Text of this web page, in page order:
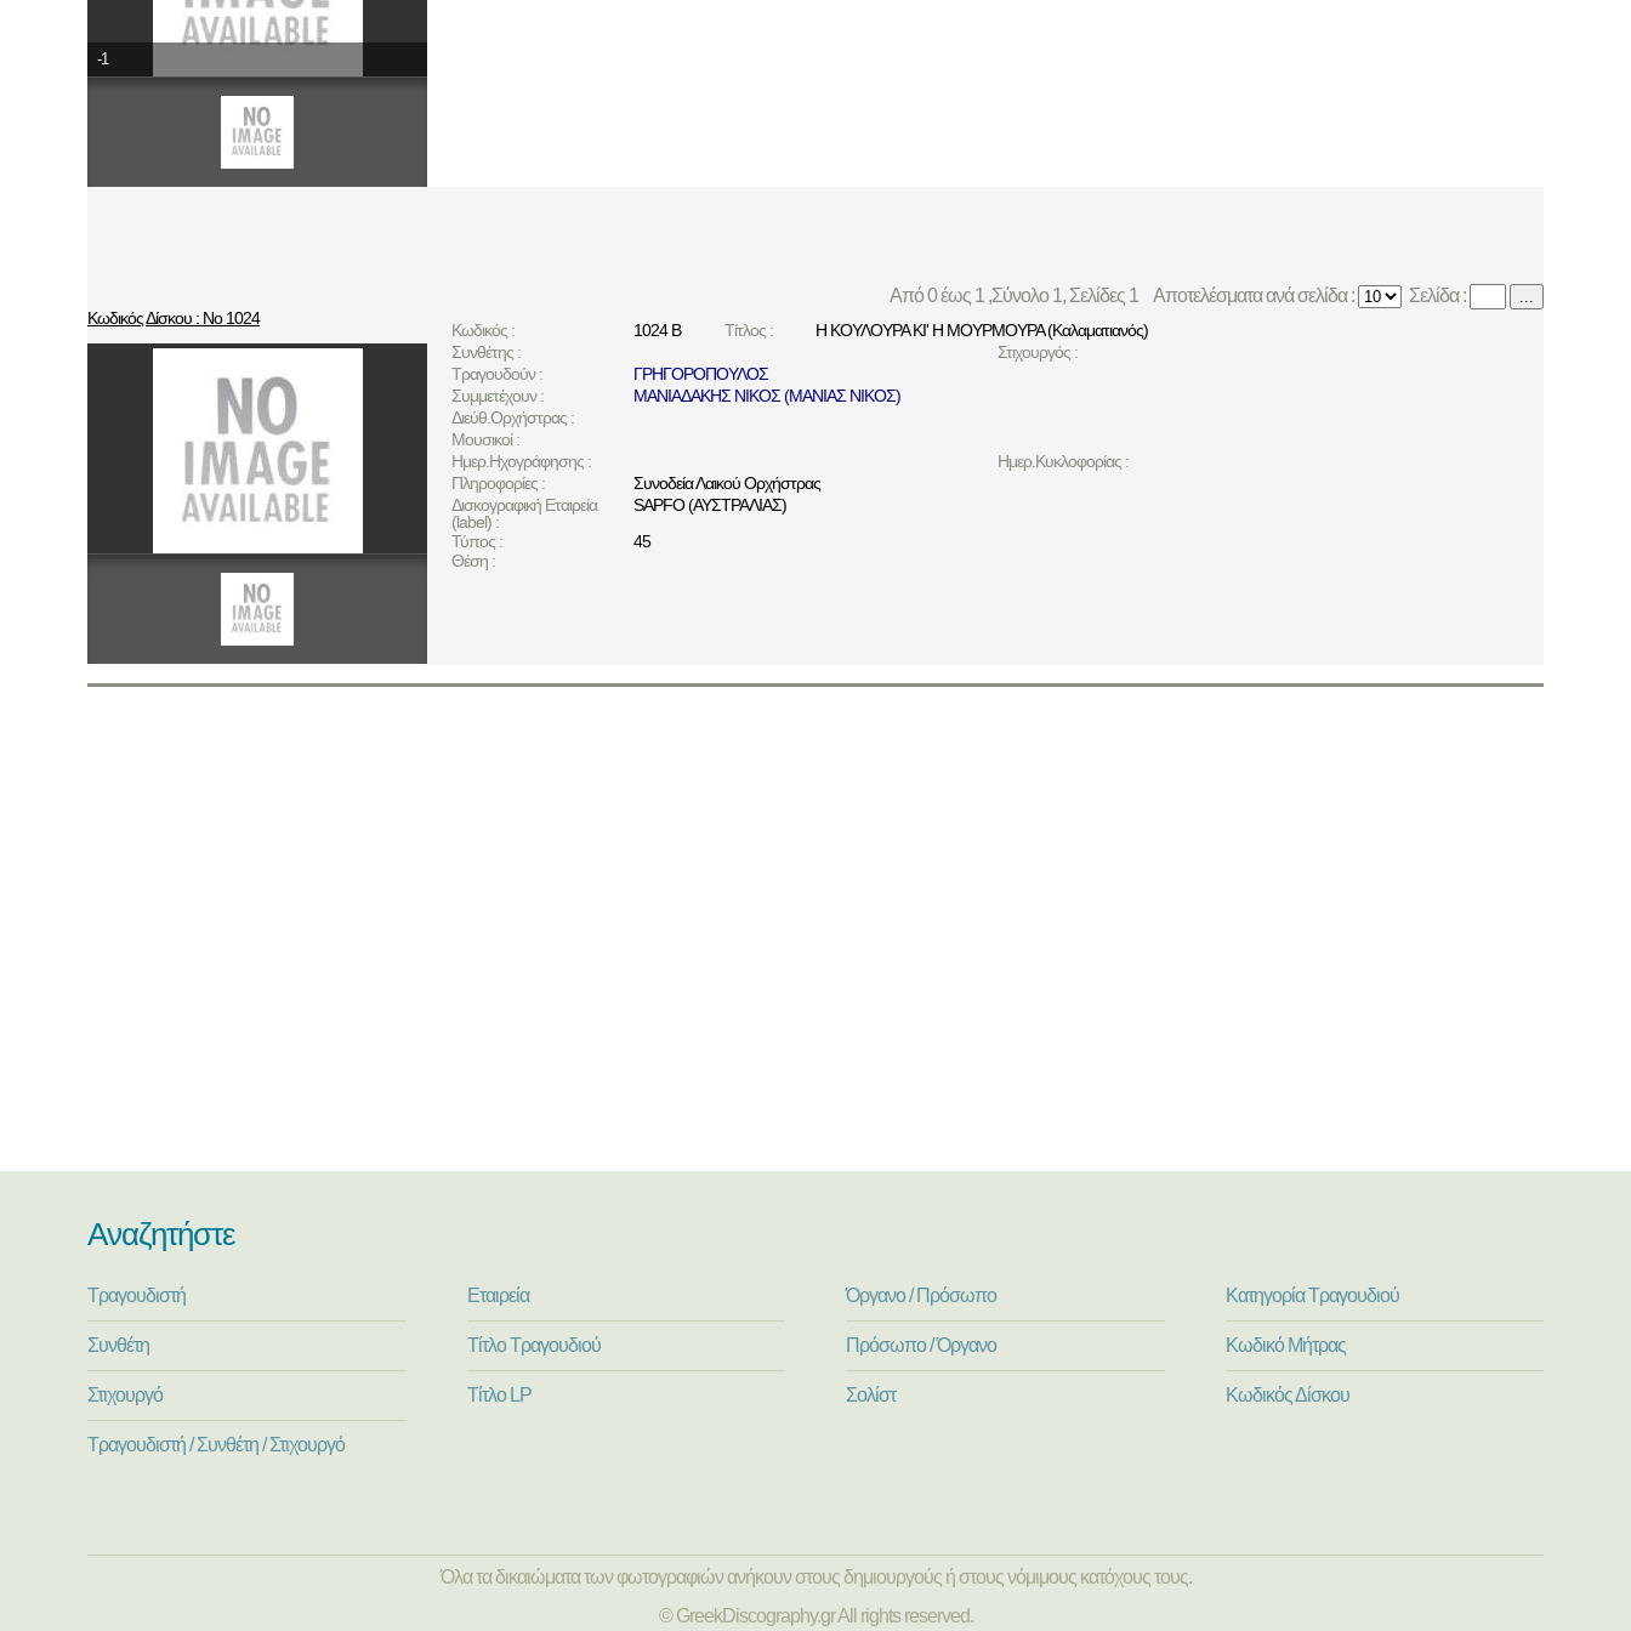
-1
Από 0 έως 1 ,Σύνολο 1, Σελίδες 1 Αποτελέσματα ανά σελίδα : Σελίδα : ...
Κωδικός Δίσκου : Νο 1024
Κωδικός : 1024 Β Τίτλος :
Η ΚΟΥΛΟΥΡΑ ΚΙ' Η ΜΟΥΡΜΟΥΡΑ (Καλαματιανός)
Συνθέτης :
Στιχουργός :
Τραγουδούν :
ΓΡΗΓΟΡΟΠΟΥΛΟΣ
Συμμετέχουν :
ΜΑΝΙΑΔΑΚΗΣ ΝΙΚΟΣ (ΜΑΝΙΑΣ ΝΙΚΟΣ)
Διεύθ.Ορχήστρας :
Μουσικοί :
Ημερ.Ηχογράφησης :
Ημερ.Κυκλοφορίας :
Πληροφορίες :
Συνοδεία Λαικού Ορχήστρας
Δισκογραφική Εταιρεία
(label) :
SAPFO (ΑΥΣΤΡΑΛΙΑΣ)
Τύπος :
45
Θέση :
Αναζητήστε
Τραγουδιστή
Συνθέτη
Στιχουργό
Τραγουδιστή / Συνθέτη / Στιχουργό
Εταιρεία
Τίτλο Τραγουδιού
Τίτλο LP
Όργανο / Πρόσωπο
Πρόσωπο / Όργανο
Σολίστ
Κατηγορία Τραγουδιού
Κωδικό Μήτρας
Κωδικός Δίσκου
Όλα τα δικαιώματα των φωτογραφιών ανήκουν στους δημιουργούς ή στους νόμιμους κατόχους τους.
© GreekDiscography.gr All rights reserved.